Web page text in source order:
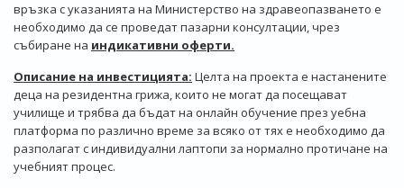
връзка с указанията на Министерство на здравеопазването е
необходимо да се проведат пазарни консултации, чрез
събиране на индикативни оферти.
Описание на инвестицията: Целта на проекта е настанените
деца на резидентна грижа, които не могат да посещават
училище и трябва да бъдат на онлайн обучение през уебна
платформа по различно време за всяко от тях е необходимо да
разполагат с индивидуални лаптопи за нормално протичане на
учебният процес.